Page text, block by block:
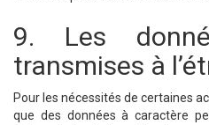
9. Les
transmises à
Pour les nécessités de certaines
que des données à caractère